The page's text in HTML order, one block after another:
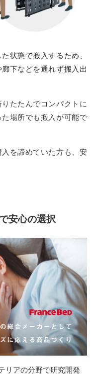
状態で搬入するため、
下などを通れず搬入出
たたんでコンパクトに
場所でも搬入が可能で
を諦めていた方も、安
安心の選択
リアの分野で研究開発